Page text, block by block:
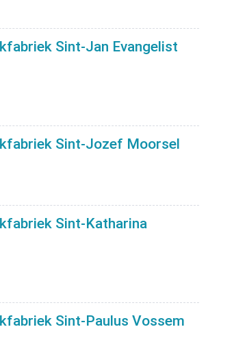
Sint-Jan Evangelist
Sint-Jozef Moorsel
Sint-Katharina
Sint-Paulus Vossem